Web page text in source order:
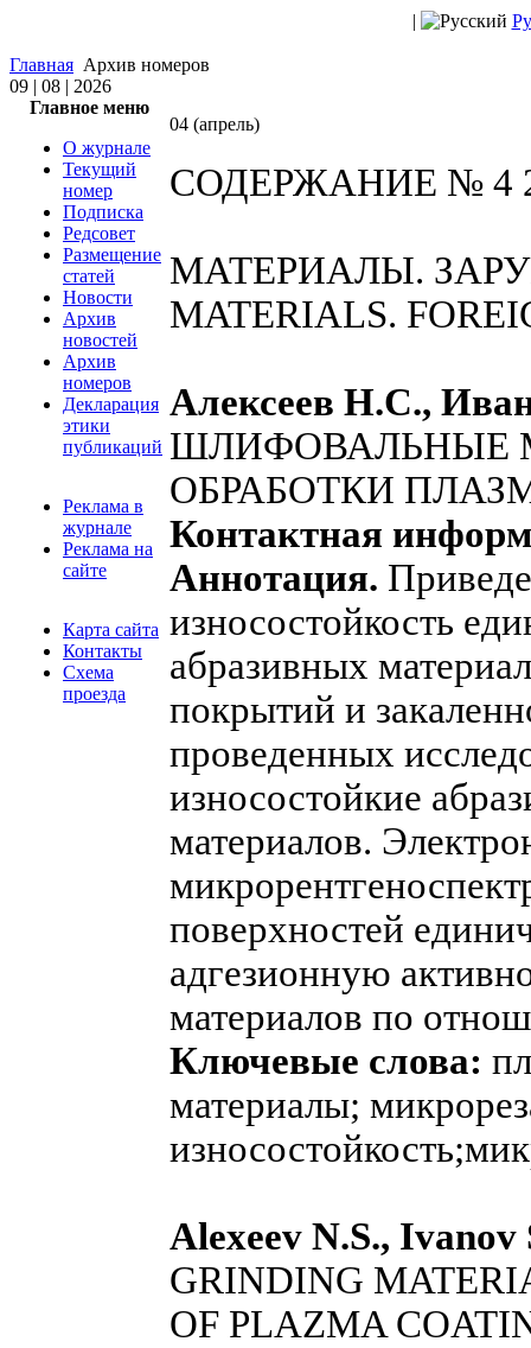
|
Главная Архив номеров
09 | 08 | 2026
Главное меню
О журнале
Текущий
номер
Подписка
Редсовет
Размещение
статей
Новости
Архив
новостей
Архив
номеров
Декларация
этики
публикаций
Реклама в
журнале
Реклама на
сайте
Карта сайта
Контакты
Схема
проезда
04 (апрель)
СОДЕРЖАНИЕ № 4
МАТЕРИАЛЫ.
MATERIALS.
Алексеев Н.С.,
ШЛИФОВАЛЬНЫЕ
ОБРАБОТКИ
Контактная
Аннотация.
износостойкость
абразивных
покрытий и
проведенных
износостойкие
материалов.
поверхностей
адгезионную
материалов по
Ключевые слова:
материалы;
Alexeev N.S.,
GRINDING
OF PLAZMA